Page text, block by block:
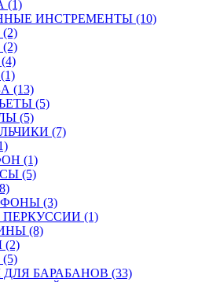
(1)
ИНСТРЕМЕНТЫ (10)
(13)
(5)
(5)
(7)
(1)
(5)
(3)
(1)
(8)
БАРАБАНОВ (33)